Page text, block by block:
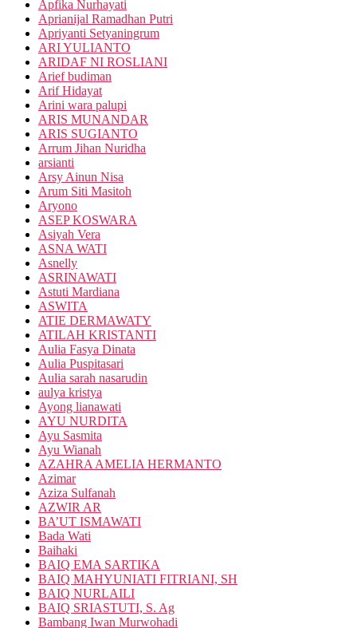
Apfika Nurhayati
Aprianijal Ramadhan Putri
Apriyanti Setyaningrum
ARI YULIANTO
ARIDAF NI ROSLIANI
Arief budiman
Arif Hidayat
Arini wara palupi
ARIS MUNANDAR
ARIS SUGIANTO
Arrum Jihan Nuridha
arsianti
Arsy Ainun Nisa
Arum Siti Masitoh
Aryono
ASEP KOSWARA
Asiyah Vera
ASNA WATI
Asnelly
ASRINAWATI
Astuti Mardiana
ASWITA
ATIE DERMAWATY
ATILAH KRISTANTI
Aulia Fasya Dinata
Aulia Puspitasari
Aulia sarah nasarudin
aulya kristya
Ayong lianawati
AYU NURDITA
Ayu Sasmita
Ayu Wianah
AZAHRA AMELIA HERMANTO
Azimar
Aziza Sulfanah
AZWIR AR
BA’UT ISMAWATI
Bada Wati
Baihaki
BAIQ EMA SARTIKA
BAIQ MAHYUNIATI FITRIANI, SH
BAIQ NURLAILI
BAIQ SRIASTUTI, S. Ag
Bambang Iwan Murwohadi